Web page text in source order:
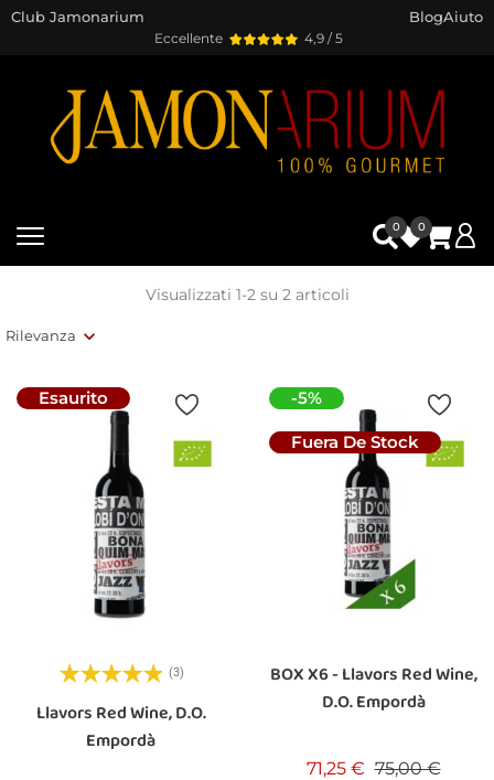
Eccellente 4,9 / 5
Club Jamonarium BlogAiuto
0 0
Rilevanza
Visualizzati 1-2 su 2 articoli
Esaurito
(3)
Llavors Red Wine, D.O.
Empordà
-5%
Fuera De Stock
BOX X6 - Llavors Red Wine,
D.O. Empordà
71,25 € Prezzo base
75,00 €